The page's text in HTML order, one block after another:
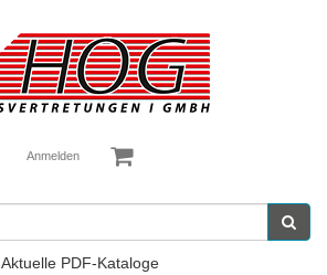
Anmelden
Aktuelle PDF-Kataloge